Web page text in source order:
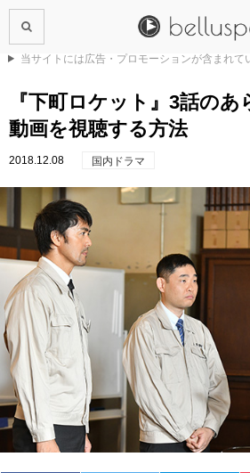
当サイトには広告・プロモーションが含まれて
『下町ロケット』3話の
動画を視聴する方法
2018.12.08 国内ドラマ